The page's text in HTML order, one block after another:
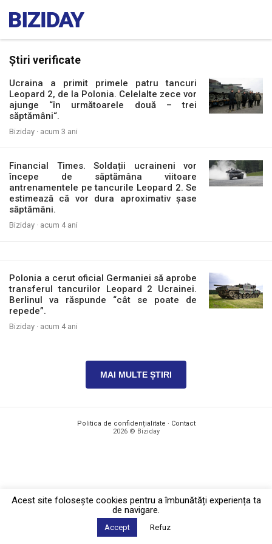
Știri verificate
Ucraina a primit primele patru tancuri
Leopard 2, de la Polonia. Celelalte zece vor
ajunge “în următoarele două – trei
săptămâni“.
Biziday · acum 3 ani
Financial Times. Soldații ucraineni vor
începe de săptămâna viitoare
antrenamentele pe tancurile Leopard 2. Se
estimează că vor dura aproximativ șase
săptămâni.
Biziday · acum 4 ani
Polonia a cerut oficial Germaniei să aprobe
transferul tancurilor Leopard 2 Ucrainei.
Berlinul va răspunde “cât se poate de
repede”.
Biziday · acum 4 ani
MAI MULTE ȘTIRI
Politica de confidențialitate · Contact
2026 © Biziday
Acest site foloseşte cookies pentru a îmbunătăți experiența ta
de navigare.
Accept Refuz